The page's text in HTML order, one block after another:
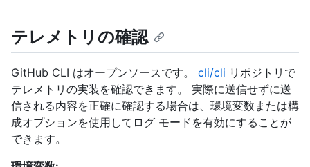
テレメトリの確認
GitHub CLI はオープンソースです。 cli/cli リポジトリで
テレメトリの実装を確認できます。 実際に送信せずに送
信される内容を正確に確認する場合は、環境変数または構
成オプションを使用してログ モードを有効にすることが
できます。